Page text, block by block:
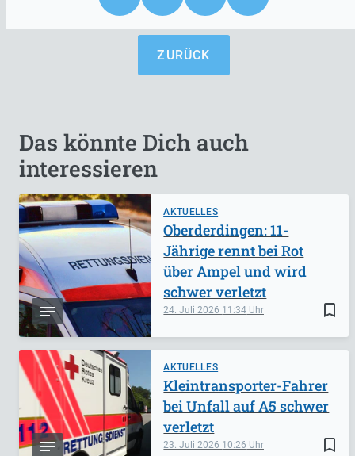
ZURÜCK
Das könnte Dich auch
interessieren
AKTUELLES
bookmark_border
24. Juli 2026 11:34
Oberderdingen: 11-
Jährige rennt bei Rot
über Ampel und wird
schwer verletzt
AKTUELLES
bookmark_border
23. Juli 2026 10:26
Kleintransporter-Fahrer
bei Unfall auf A5 schwer
verletzt